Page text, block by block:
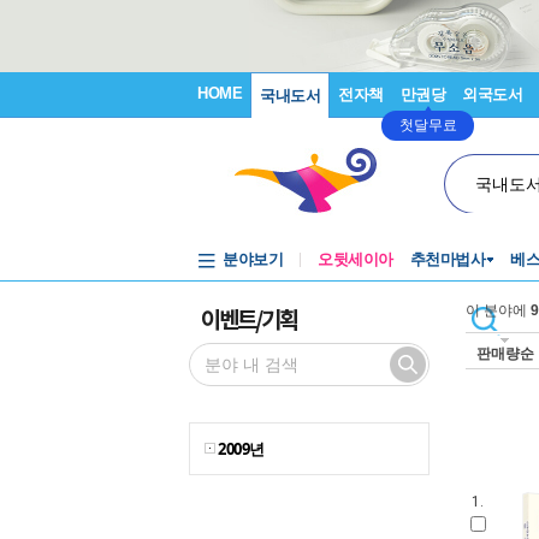
HOME 국내도서 전자책 만권당
첫달무료
외국도서
국내도
분야보기 오뒷세이아 추천마법사 베
이벤트/기획
2009년
이 분야에
판매량순
1.